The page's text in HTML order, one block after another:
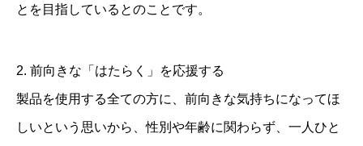
とを目指しているとのことです。
2. 前向きな「はたらく」を応援する
製品を使用する全ての方に、前向きな気持ちになってほ
しいという思いから、性別や年齢に関わらず、一人ひと